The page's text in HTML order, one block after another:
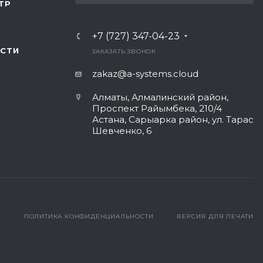
+7 (727) 347-04-23
ЗАКАЗАТЬ ЗВОНОК
zakaz@a-systems.cloud
Алматы, ​Алмалинский район,
Проспект Райымбека, 210/4
Астана, Сарыарка район, ул. Тарас
Шевченко, 6​
ВЕРСИЯ ДЛЯ ПЕЧАТИ
ПОЛИТИКА КОНФИДЕНЦИАЛЬНОСТИ